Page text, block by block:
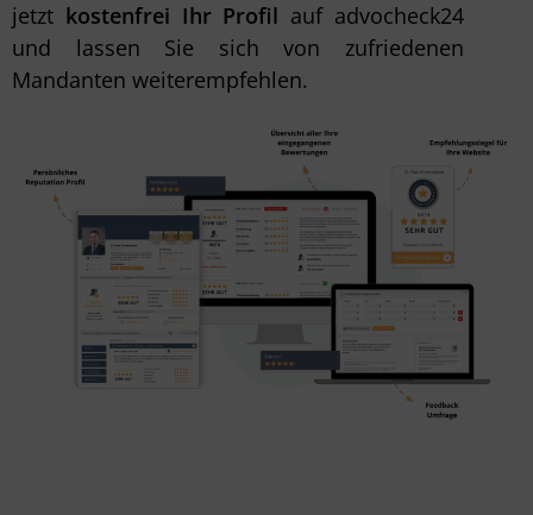
jetzt kostenfrei Ihr Profil auf advocheck24
und lassen Sie sich von zufriedenen
Mandanten weiterempfehlen.